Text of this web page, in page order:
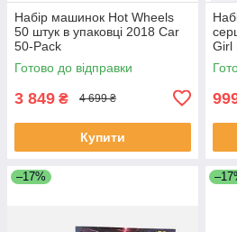
Набір машинок Hot Wheels
50 штук в упаковці 2018 Car
50-Pack
Готово до відправки
3 849 ₴ 4 699 ₴
Купити
Girl
–17%